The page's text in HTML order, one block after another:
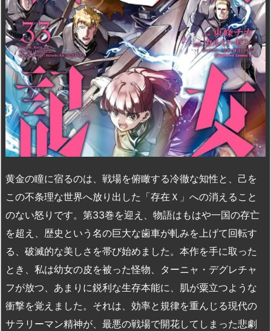
黄金の瞳に宿るのは、戦場を俯瞰する冷徹な知性と、己を
この不条理な世界へ放り出した「存在Ｘ」への消えること
のない怒りです。第33巻を迎え、物語はもはや一国の存亡
を超え、歴史という名の巨大な歯車が軋みを上げて回転す
る、破滅的な美しさを帯び始めました。本作を手に取った
とき、私は幼女の皮を被った怪物、ターニャ・デグレチャ
フが放つ、あまりに鋭利な生存本能に、肌が粟立つような
衝撃を覚えました。それは、効率と規律を重んじる現代の
サラリーマン精神が、最悪の戦場で開花してしまった悲劇